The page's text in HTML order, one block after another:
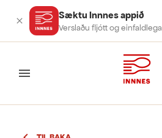
Sæktu Innnes appið
Verslaðu fljótt og einfaldlega
valmynd